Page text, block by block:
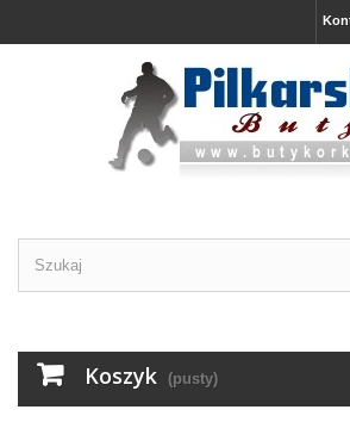
Koszyk (pusty)